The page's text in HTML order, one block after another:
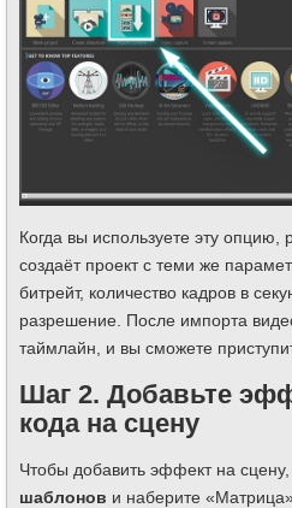
Когда вы используете эту опцию,
создаёт проект с теми же
битрейт, количество кадров в
разрешение. После импорта
таймлайн, и вы сможете
Шаг 2. Добавьте
кода на сцену
Чтобы добавить эффект на
шаблонов и наберите